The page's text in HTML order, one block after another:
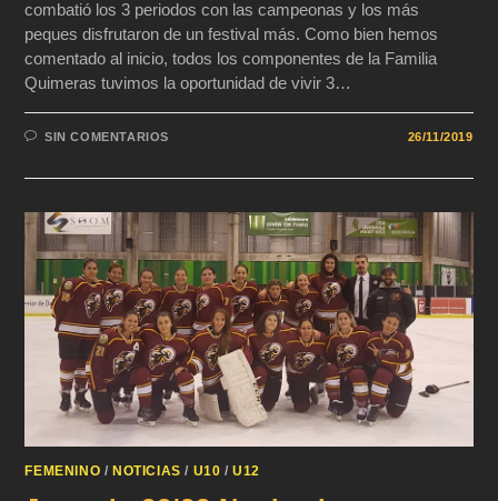
combatió los 3 periodos con las campeonas y los más
peques disfrutaron de un festival más. Como bien hemos
comentado al inicio, todos los componentes de la Familia
Quimeras tuvimos la oportunidad de vivir 3…
SIN COMENTARIOS 26/11/2019
FEMENINO / NOTICIAS / U10 /U12